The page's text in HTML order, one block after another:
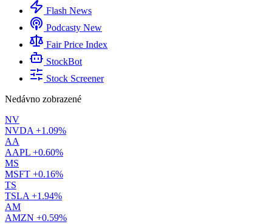
Flash News
Podcasty New
Fair Price Index
StockBot
Stock Screener
Nedávno zobrazené
NV
NVDA +1.09%
AA
AAPL +0.60%
MS
MSFT +0.16%
TS
TSLA +1.94%
AM
AMZN +0.59%